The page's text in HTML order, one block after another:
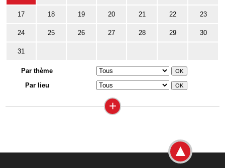
17 18 19 20 21 22 23
24 25 26 27 28 29 30
31
Par thème
Par lieu
+